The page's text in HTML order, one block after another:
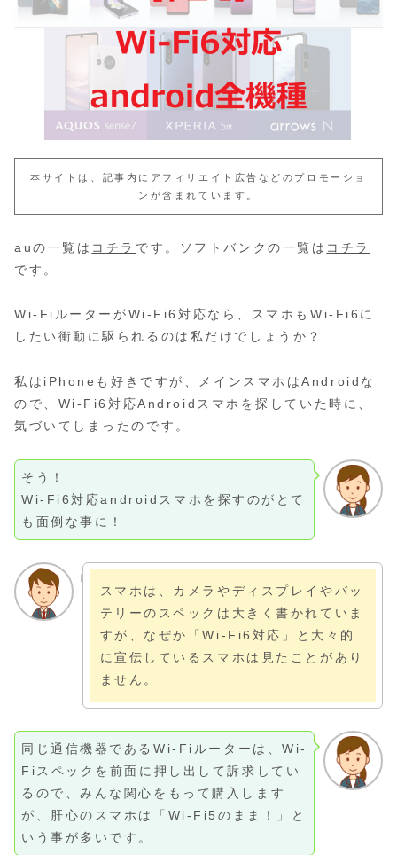
本サイトは、記事内にアフィリエイト広告などのプロモーショ
ンが含まれています。
auの一覧は コチラ です。ソフトバンクの一覧は コチラ
です。
Wi-FiルーターがWi-Fi6対応なら、スマホもWi-Fi6に
したい衝動に駆られるのは私だけでしょうか？
私はiPhoneも好きですが、メインスマホはAndroidな
ので、Wi-Fi6対応Androidスマホを探していた時に、
気づいてしまったのです。
そう！
Wi-Fi6対応androidスマホを探すのがとて
も面倒な事に！
スマホは、カメラやディスプレイやバッ
テリーのスペックは大きく書かれていま
すが、なぜか「Wi-Fi6対応」と大々的
に宣伝しているスマホは見たことがあり
ません。
同じ通信機器であるWi-Fiルーターは、Wi-
Fiスペックを前面に押し出して訴求してい
るので、みんな関心をもって購入します
が、肝心のスマホは「Wi-Fi5のまま！」と
いう事が多いです。